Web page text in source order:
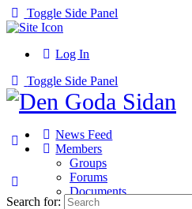
Toggle Side Panel
Log In
Toggle Side Panel
News Feed
Members
Groups
Forums
Documents
Search for: